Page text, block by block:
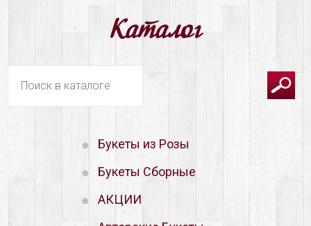
Каталог
Букеты из Розы
Букеты Сборные
АКЦИИ